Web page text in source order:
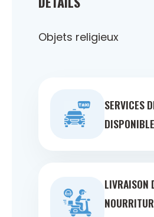
Objets religieux
SERVICES
LIVRAISON